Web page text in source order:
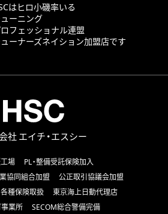
はヒロ小磯率いる
ーニング
フェッショナル連盟
ーナーズネイション加盟店です
社 エイチ・エスシー
場
PL・整備受託保険加入
協同組合加盟
公正取引協議会加盟
各種保険取扱
東京海上日動代理店
業所
SECOM総合警備完備